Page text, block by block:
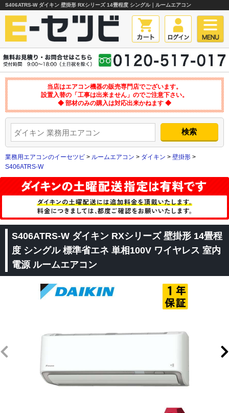
S406ATRS-W ダイキン 壁掛形 RXシリーズ 14畳程度 シングル｜ルームエアコン
当店はエアコン機器の販売専門店でございます。
設置入替の「工事は出来ません」のでご注意下さい。
◆ 部材のみの購入は対応出来かねます ◆
業務用エアコンのイーセツビ > ルームエアコン > ダイキン > 壁掛形 >
S406ATRS-W
S406ATRS-W ダイキン RXシリーズ 壁掛形 14畳程
度 シングル 標準省エネ 単相100V ワイヤレス 室内
電源 ルームエアコン